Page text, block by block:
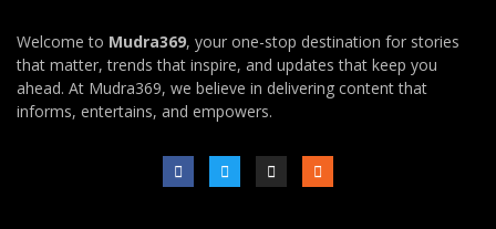
Welcome to Mudra369, your one-stop destination for stories
that matter, trends that inspire, and updates that keep you
ahead. At Mudra369, we believe in delivering content that
informs, entertains, and empowers.